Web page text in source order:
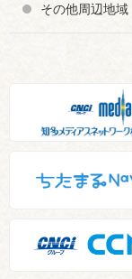
その他周辺地域